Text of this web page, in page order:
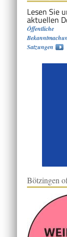
Lesen Sie
aktuellen
Öffentliche
Satzungen
Bötzingen